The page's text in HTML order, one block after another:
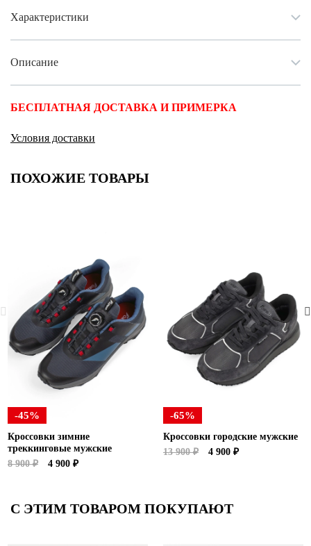
Характеристики
Описание
БЕСПЛАТНАЯ ДОСТАВКА И ПРИМЕРКА
Условия доставки
ПОХОЖИЕ ТОВАРЫ
-45%
Кроссовки зимние
треккинговые мужские
8 900 ₽
4 900 ₽
-65%
Кроссовки городские мужские
13 900 ₽
4 900 ₽
С ЭТИМ ТОВАРОМ ПОКУПАЮТ